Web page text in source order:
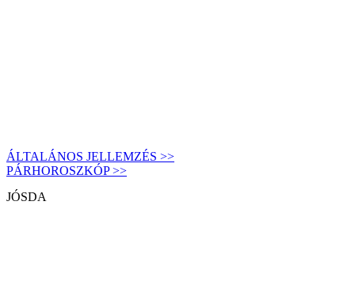
ÁLTALÁNOS JELLEMZÉS >>
PÁRHOROSZKÓP >>
JÓSDA